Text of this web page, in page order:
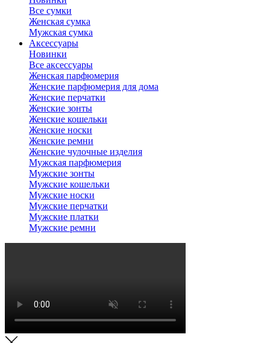
Все сумки
Женская сумка
Мужская сумка
Аксессуары
Новинки
Все аксессуары
Женская парфюмерия
Женские парфюмерия для дома
Женские перчатки
Женские зонты
Женские кошельки
Женские носки
Женские ремни
Женские чулочные изделия
Мужская парфюмерия
Мужские зонты
Мужские кошельки
Мужские носки
Мужские перчатки
Мужские платки
Мужские ремни